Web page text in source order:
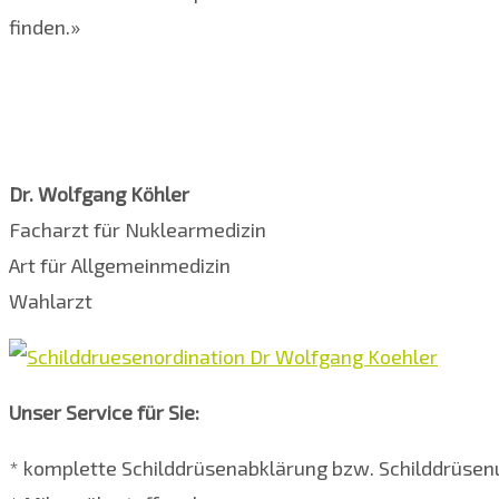
finden.»
Dr. Wolfgang Köhler
Facharzt für Nuklearmedizin
Art für Allgemeinmedizin
Wahlarzt
Unser Service für Sie:
* komplette Schilddrüsenabklärung bzw.